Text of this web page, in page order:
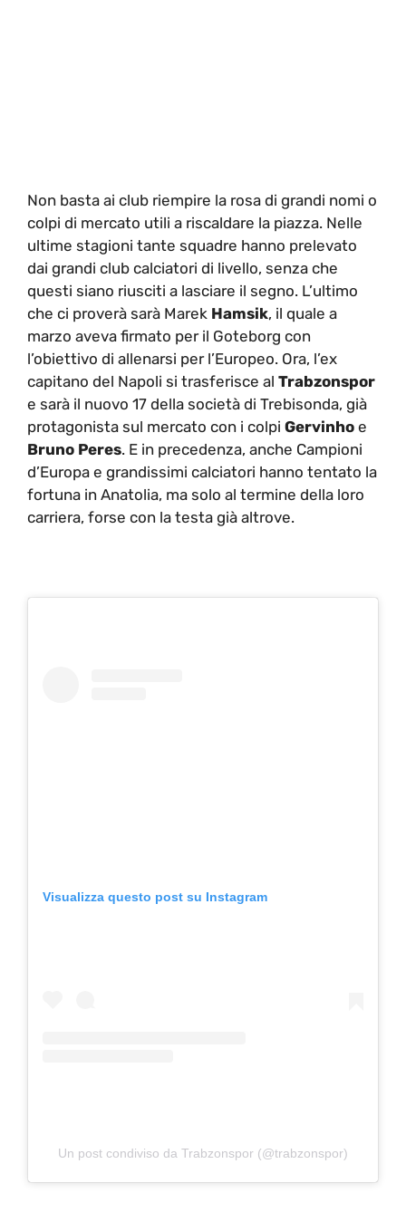
Non basta ai club riempire la rosa di grandi nomi o
colpi di mercato utili a riscaldare la piazza. Nelle
ultime stagioni tante squadre hanno prelevato
dai grandi club calciatori di livello, senza che
questi siano riusciti a lasciare il segno. L’ultimo
che ci proverà sarà Marek Hamsik, il quale a
marzo aveva firmato per il Goteborg con
l’obiettivo di allenarsi per l’Europeo. Ora, l’ex
capitano del Napoli si trasferisce al Trabzonspor
e sarà il nuovo 17 della società di Trebisonda, già
protagonista sul mercato con i colpi Gervinho e
Bruno Peres. E in precedenza, anche Campioni
d’Europa e grandissimi calciatori hanno tentato la
fortuna in Anatolia, ma solo al termine della loro
carriera, forse con la testa già altrove.
Visualizza questo post su Instagram
Un post condiviso da Trabzonspor (@trabzonspor)